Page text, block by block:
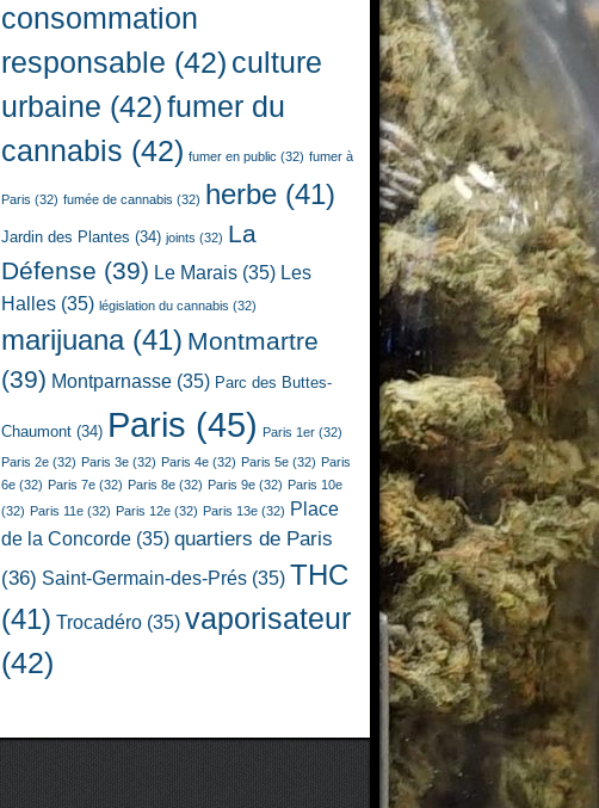
consommation
responsable (42) culture
urbaine (42)fumer du
cannabis (42) fumer en public (32) fumer à
Paris (32) fumée de cannabis (32) herbe (41)
Jardin des Plantes (34) joints (32) La
Défense (39) Le Marais (35) Les
Halles (35) législation du cannabis (32)
marijuana(41) Montmartre
(39) Montparnasse (35) Parc des Buttes-
Chaumont (34) Paris (45) Paris 1er (32)
Paris 2e (32) Paris 3e (32) Paris 4e (32) Paris 5e (32) Paris
6e (32) Paris 7e (32) Paris 8e (32) Paris 9e (32) Paris 10e
(32) Paris 11e (32) Paris 12e (32) Paris 13e (32) Place
de la Concorde (35) quartiers de Paris
(36) Saint-Germain-des-Prés (35) THC
(41) Trocadéro (35) vaporisateur
(42)